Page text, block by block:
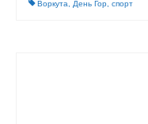
Воркута День Гор спорт